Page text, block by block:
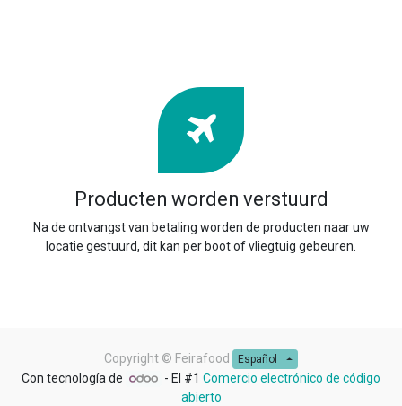
Producten worden verstuurd
Na de ontvangst van betaling worden de producten naar uw
locatie gestuurd, dit kan per boot of vliegtuig gebeuren.
Copyright © Feirafood Español
Con tecnología de - El #1Comercio electrónico de código
abierto